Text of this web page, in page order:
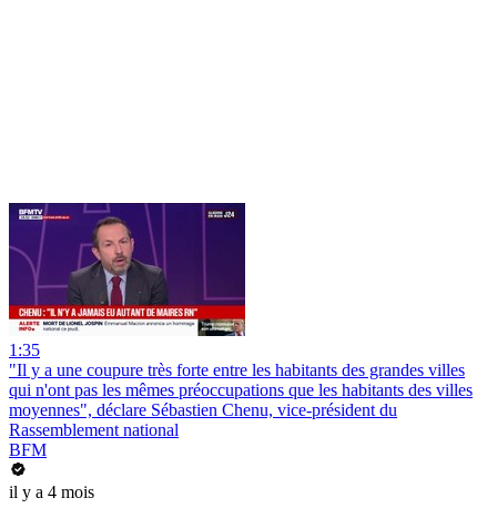
1:35
"Il y a une coupure très forte entre les habitants des grandes villes
qui n'ont pas les mêmes préoccupations que les habitants des villes
moyennes", déclare Sébastien Chenu, vice-président du
Rassemblement national
BFM
il y a 4 mois